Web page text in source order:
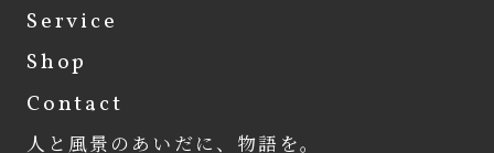
人と風景のあいだに、物語を。
Service
Shop
Contact